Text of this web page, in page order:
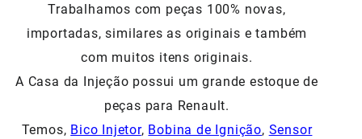
Trabalhamos com peças 100% novas,
importadas, similares as originais e também
com muitos itens originais.
A Casa da Injeção possui um grande estoque de
peças para Renault.
Temos, Bico Injetor, Bobina de Ignição, Sensor